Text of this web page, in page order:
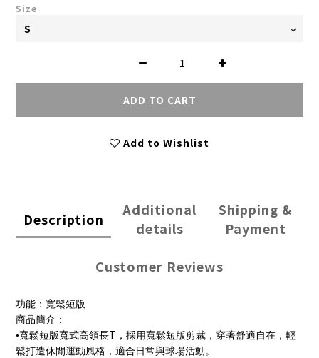
Size
ADD TO CART
Add to Wishlist
Description
Additional
details
Shipping &
Payment
Customer Reviews
功能：寬鬆短版
商品簡介：
•寬鬆短版寬式高領長T ，採用寬鬆短版剪裁，穿著舒適自在，輕
鬆打造休閒運動風格，適合日常與球場活動。